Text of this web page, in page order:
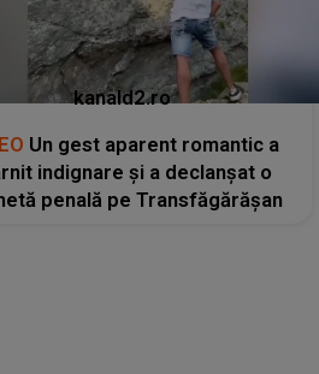
kanald2.ro
Un gest aparent romantic a
indignare și a declanșat o
penală pe Transfăgărășan